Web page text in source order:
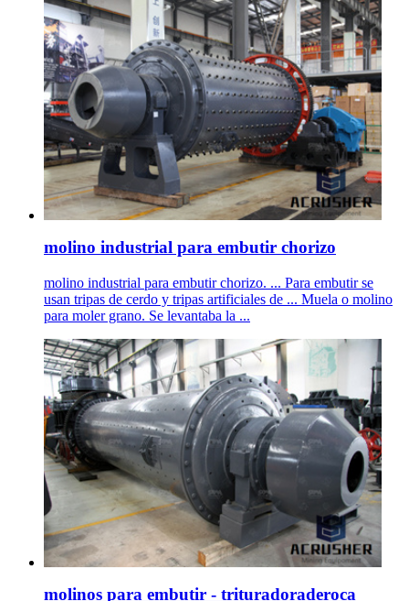
molino industrial para embutir chorizo
molino industrial para embutir chorizo. ... Para embutir se
usan tripas de cerdo y tripas artificiales de ... Muela o molino
para moler grano. Se levantaba la ...
molinos para embutir - trituradoraderoca